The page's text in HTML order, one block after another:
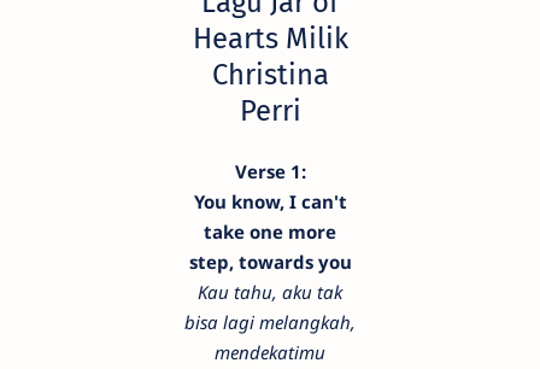
Hearts Milik
Christina
Perri
Verse 1:
You know, I can't
take one more
step, towards you
Kau tahu, aku tak
bisa lagi melangkah,
mendekatimu